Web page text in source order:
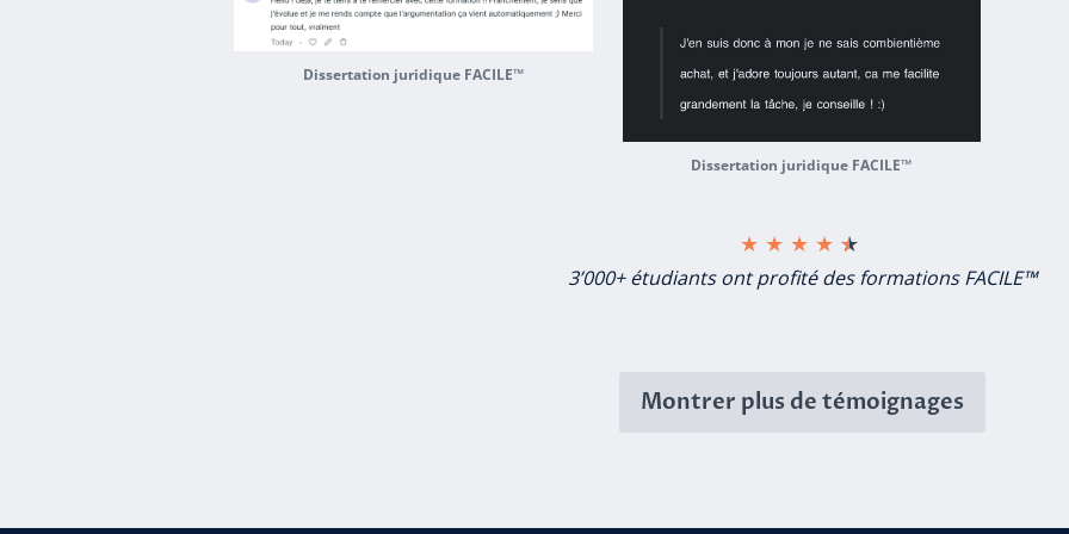
Dissertation juridique FACILE™
Dissertation juridique FACILE™
3’000+ étudiants ont profité des formations FACILE™
★ ★ ★ ★ ★
Montrer plus de témoignages